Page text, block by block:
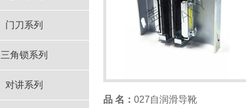
门刀系列
三角锁系列
对讲系列
品 名： 027自润滑导靴